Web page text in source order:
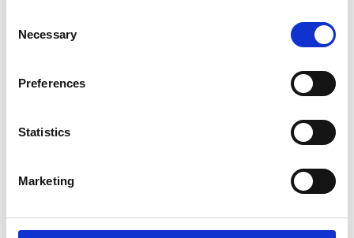
Selection
Necessary
Preferences
Statistics
Marketing
Accelera la ripresa dell’industria nel corso del
Overview Economica